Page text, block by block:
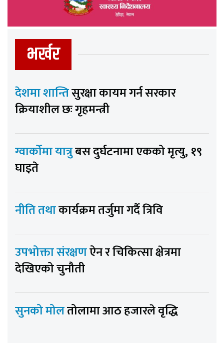
भर्खर
देशमा शान्तिसुरक्षा कायम गर्न सरकार
क्रियाशील छः गृहमन्त्री
ग्वार्कोमा यात्रुबस दुर्घटनामा एकको मृत्यु, १९
घाइते
नीति तथाकार्यक्रम तर्जुमा गर्दै त्रिवि
उपभोक्ता संरक्षणऐन र चिकित्सा क्षेत्रमा
देखिएको चुनौती
सुनको मोलतोलामा आठ हजारले वृद्धि